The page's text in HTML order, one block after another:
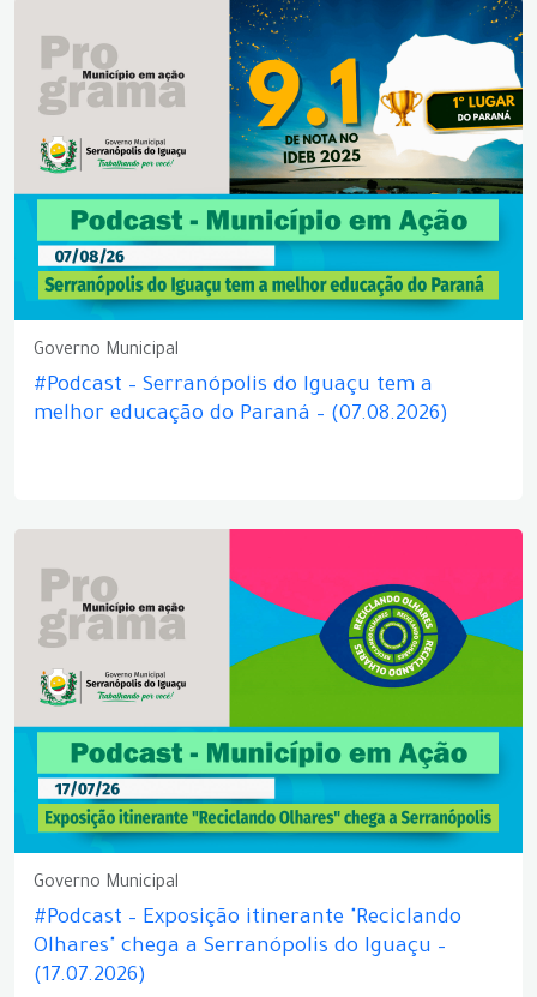
Governo Municipal
#Podcast – Serranópolis do Iguaçu tem a
melhor educação do Paraná – (07.08.2026)
Governo Municipal
#Podcast – Exposição itinerante "Reciclando
Olhares" chega a Serranópolis do Iguaçu –
(17.07.2026)